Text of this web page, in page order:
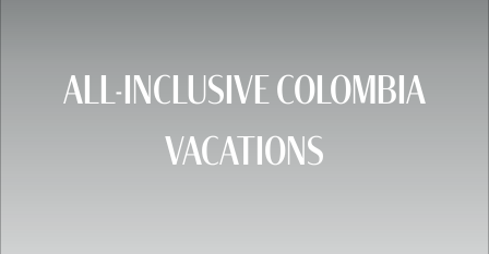
ALL-INCLUSIVE COLOMBIA
VACATIONS